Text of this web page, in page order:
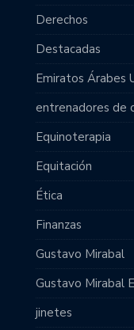
Derechos
Destacadas
Emiratos Árabes
entrenadores de
Equinoterapia
Equitación
Ética
Finanzas
Gustavo Mirabal
Gustavo Mirabal
jinetes